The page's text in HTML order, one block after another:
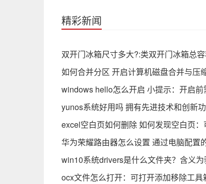
精彩新闻
双开门冰箱尺寸多大?:类双开门冰箱总
如何合并分区 开启计算机磁盘合并与压
windows hello怎么开启 小提示：开启
yunos系统好用吗 拥有先进技术和创新
excel空白页如何删除 如何发现空白页
华为荣耀路由器怎么设置 通过电脑配置
win10系统drivers是什么文件夹？含义
ocx文件怎么打开：可打开添加移除工具